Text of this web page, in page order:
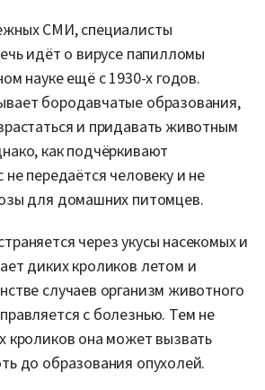
СМИ, специалисты
идёт о вирусе папилломы
науке ещё с 1930-х годов.
бородавчатые образования,
и придавать животным
как подчёркивают
не передаётся человеку и не
для домашних питомцев.
через укусы насекомых и
диких кроликов летом и
случаев организм животного
с болезнью. Тем не
кроликов она может вызвать
до образования опухолей.